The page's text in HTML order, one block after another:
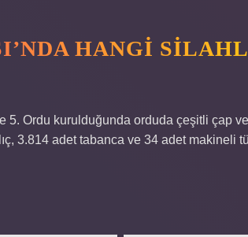
HANGI
5. Ordu kurulduğunda orduda çeşitli çap
3.814 adet tabanca ve 34 adet makineli